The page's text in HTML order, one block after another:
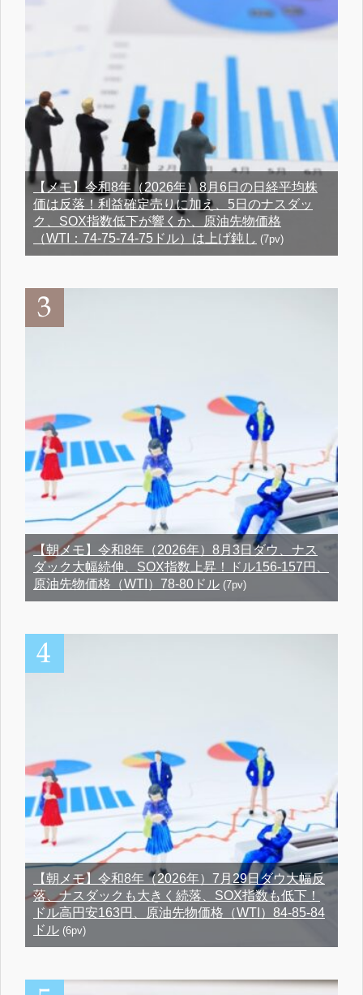
【メモ】令和8年（2026年）8月6日の日経平均株
価は反落！利益確定売りに加え、5日のナスダッ
ク、SOX指数低下が響くか、原油先物価格
（WTI：74-75-74-75ドル）は上げ鈍し (7pv)
【朝メモ】令和8年（2026年）8月3日ダウ、ナス
ダック大幅続伸、SOX指数上昇！ドル156-157円、
原油先物価格（WTI）78-80ドル (7pv)
【朝メモ】令和8年（2026年）7月29日ダウ大幅反
落、ナスダックも大きく続落、SOX指数も低下！
ドル高円安163円、原油先物価格（WTI）84-85-84
ドル (6pv)